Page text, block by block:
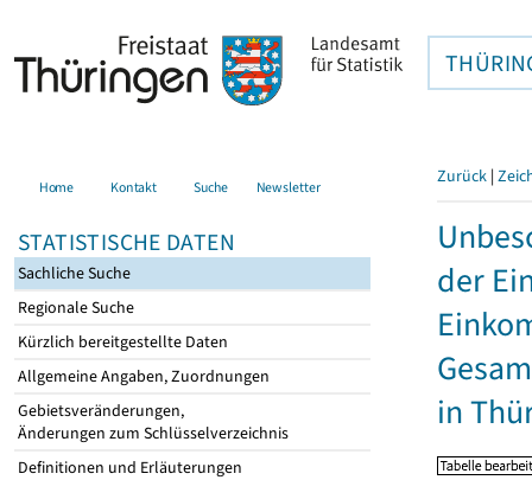
Home Kontakt Suche Newsletter
STATISTISCHE DATEN
Sachliche Suche
Regionale Suche
Kürzlich bereitgestellte Daten
Allgemeine Angaben, Zuordnungen
Gebietsveränderungen,
Änderungen zum Schlüsselverzeichnis
Definitionen und Erläuterungen
Zurück |
der
in